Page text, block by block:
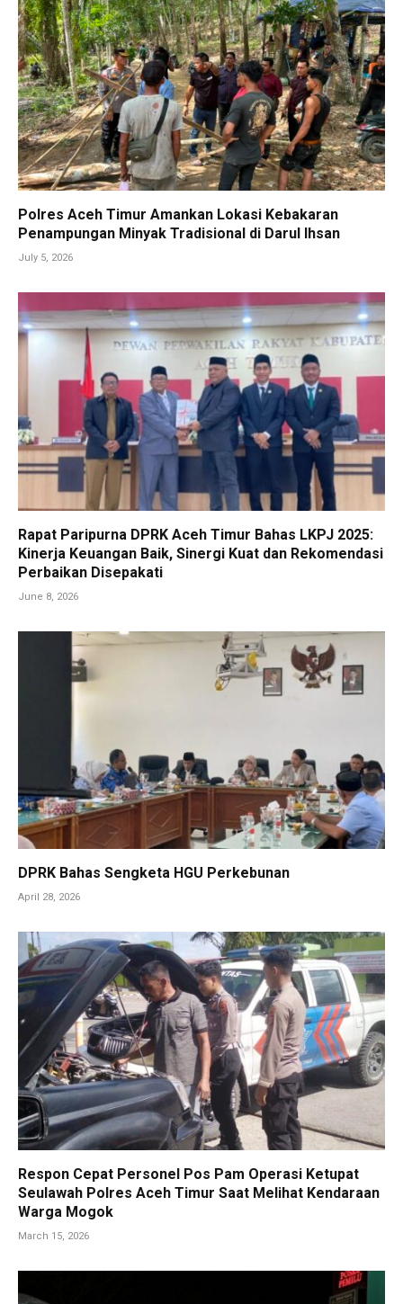
Polres Aceh Timur Amankan Lokasi Kebakaran
Penampungan Minyak Tradisional di Darul Ihsan
July 5, 2026
Rapat Paripurna DPRK Aceh Timur Bahas LKPJ 2025:
Kinerja Keuangan Baik, Sinergi Kuat dan Rekomendasi
Perbaikan Disepakati
June 8, 2026
DPRK Bahas Sengketa HGU Perkebunan
April 28, 2026
Respon Cepat Personel Pos Pam Operasi Ketupat
Seulawah Polres Aceh Timur Saat Melihat Kendaraan
Warga Mogok
March 15, 2026